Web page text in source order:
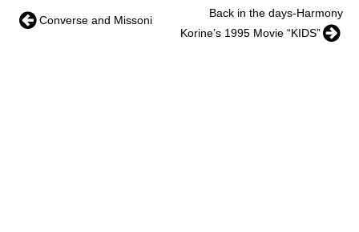
Back in the days-Harmony
Korine’s 1995 Movie “KIDS”
Converse and Missoni